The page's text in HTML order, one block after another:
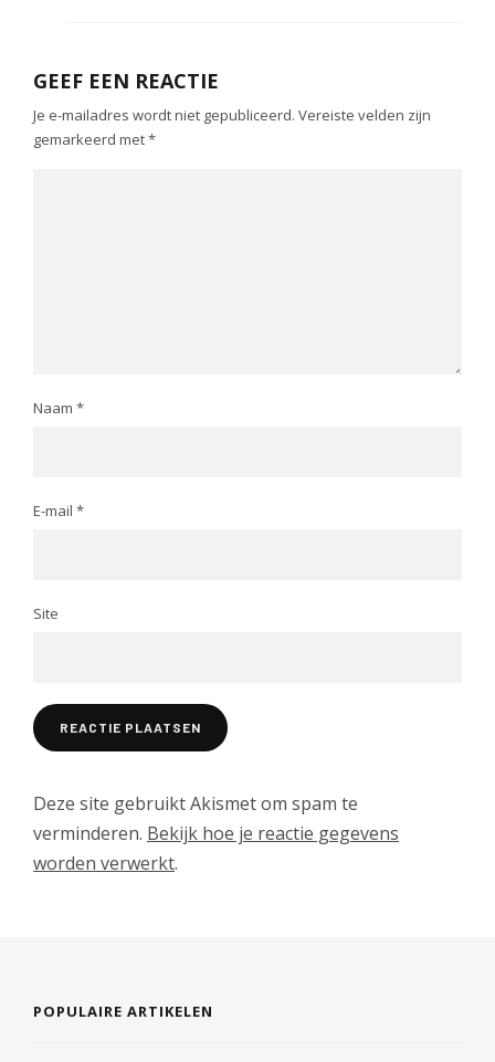
GEEF EEN REACTIE
Je e-mailadres wordt niet gepubliceerd. Vereiste velden zijn
gemarkeerd met*
Naam *
E-mail *
Site
Deze site gebruikt Akismet om spam te
verminderen. Bekijk hoe je reactie gegevens
worden verwerkt.
POPULAIRE ARTIKELEN